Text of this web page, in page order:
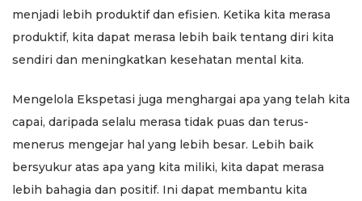
menjadi lebih produktif dan efisien. Ketika kita merasa
produktif, kita dapat merasa lebih baik tentang diri kita
sendiri dan meningkatkan kesehatan mental kita.
Mengelola Ekspetasi juga menghargai apa yang telah kita
capai, daripada selalu merasa tidak puas dan terus-
menerus mengejar hal yang lebih besar. Lebih baik
bersyukur atas apa yang kita miliki, kita dapat merasa
lebih bahagia dan positif. Ini dapat membantu kita